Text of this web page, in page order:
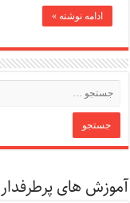
ادامه نوشته »
آموزش های پرطرفدار